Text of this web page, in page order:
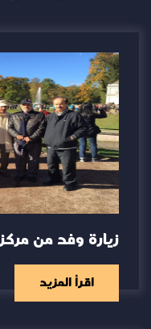
زيارة وفد من
اقرأ المزيد